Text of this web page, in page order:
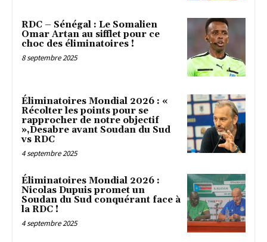
RDC – Sénégal : Le Somalien
Omar Artan au sifflet pour ce
choc des éliminatoires !
8 septembre 2025
Éliminatoires Mondial 2026 : «
Récolter les points pour se
rapprocher de notre objectif
»,Desabre avant Soudan du Sud
vs RDC
4 septembre 2025
Éliminatoires Mondial 2026 :
Nicolas Dupuis promet un
Soudan du Sud conquérant face à
la RDC !
4 septembre 2025